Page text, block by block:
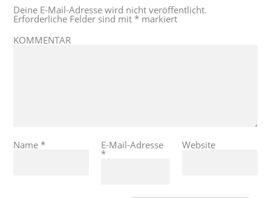
Deine E-Mail-Adresse wird nicht veröffentlicht.
Erforderliche Felder sind mit* markiert
KOMMENTAR
Name* E-Mail-Adresse
*
Website